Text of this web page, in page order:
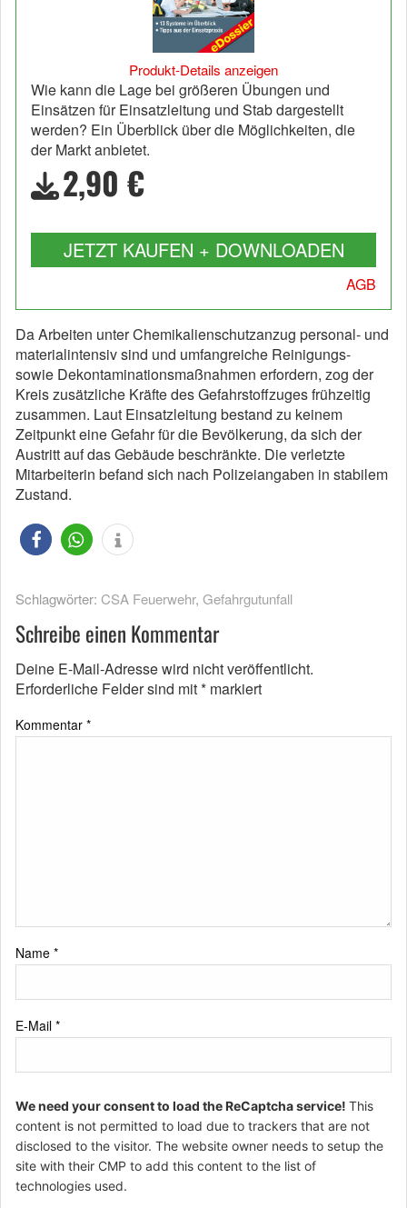
Produkt-Details anzeigen
Wie kann die Lage bei größeren Übungen und
Einsätzen für Einsatzleitung und Stab dargestellt
werden? Ein Überblick über die Möglichkeiten, die
der Markt anbietet.
2,90 €
JETZT KAUFEN + DOWNLOADEN
AGB
Da Arbeiten unter Chemikalienschutzanzug personal- und
materialintensiv sind und umfangreiche Reinigungs-
sowie Dekontaminationsmaßnahmen erfordern, zog der
Kreis zusätzliche Kräfte des Gefahrstoffzuges frühzeitig
zusammen. Laut Einsatzleitung bestand zu keinem
Zeitpunkt eine Gefahr für die Bevölkerung, da sich der
Austritt auf das Gebäude beschränkte. Die verletzte
Mitarbeiterin befand sich nach Polizeiangaben in stabilem
Zustand.
Schlagwörter: CSA Feuerwehr, Gefahrgutunfall
Schreibe einen Kommentar
Deine E-Mail-Adresse wird nicht veröffentlicht.
Erforderliche Felder sind mit* markiert
Kommentar *
Name *
E-Mail *
We need your consent to load the ReCaptcha service! This
content is not permitted to load due to trackers that are not
disclosed to the visitor. The website owner needs to setup the
site with their CMP to add this content to the list of
technologies used.